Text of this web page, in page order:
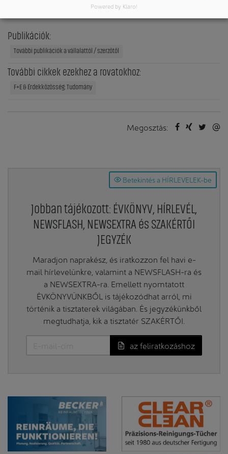
Publikációk:
További publikációk a vállalattól / szerzőtől
További cikkek ezekhez a rovatokhoz:
F+E & Érdekközösség: Tudomány
Megosztás:
Betekintés a HÍRLEVELEK-be
Jobban tájékozott: ÉVKÖNYV, HÍRLEVÉL,
NEWSFLASH, NEWSEXTRA és SZAKÉRTŐI
JEGYZÉK
Maradjon naprakész, és iratkozzon fel havi e-
mail hírlevelünkre, valamint a NEWSFLASH-ra és
a NEWSEXTRA-ra. Emellett nyomtatott
ÉVKÖNYVÜNKBŐL is tájékozódhat arról, mi
történik a tisztaterek világában. És jegyzékünkből
megtudhatja, kik a tisztatér SZAKÉRTŐI.
az feliratkozáshoz
Powered by Klaro!